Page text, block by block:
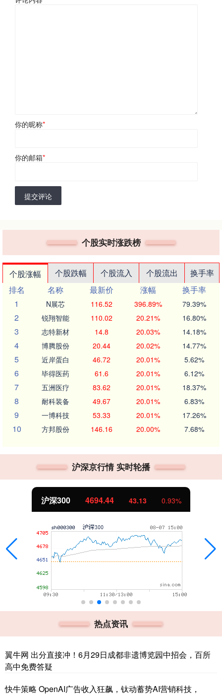
你的昵称*
你的邮箱*
提交评论
个股实时涨跌榜
个股涨幅 个股跌幅 个股流入 个股流出
换手率
排名
名称 最新价 涨幅
换手率
1
N展芯 116.52 396.89% 79.39%
2 锐翔智能 110.02 20.21% 16.80%
3 志特新材 14.8 20.03% 14.18%
4 博腾股份 20.44 20.02% 14.77%
5 近岸蛋白 46.72 20.01% 5.62%
6 毕得医药 61.6 20.01% 6.12%
7 五洲医疗 83.62 20.01% 18.37%
8 耐科装备 49.67 20.01% 6.83%
9 一博科技 53.33 20.01% 17.26%
10 方邦股份 146.16 20.00% 7.68%
沪深京行情 实时轮播
沪深300 4694.44 43.13 0.93%
热点资讯
翼牛网 出分直接冲！6月29日成都非遗博览园中招会，百所
高中免费答疑
快牛策略 OpenAI广告收入狂飙，钛动蓄势AI营销科技，